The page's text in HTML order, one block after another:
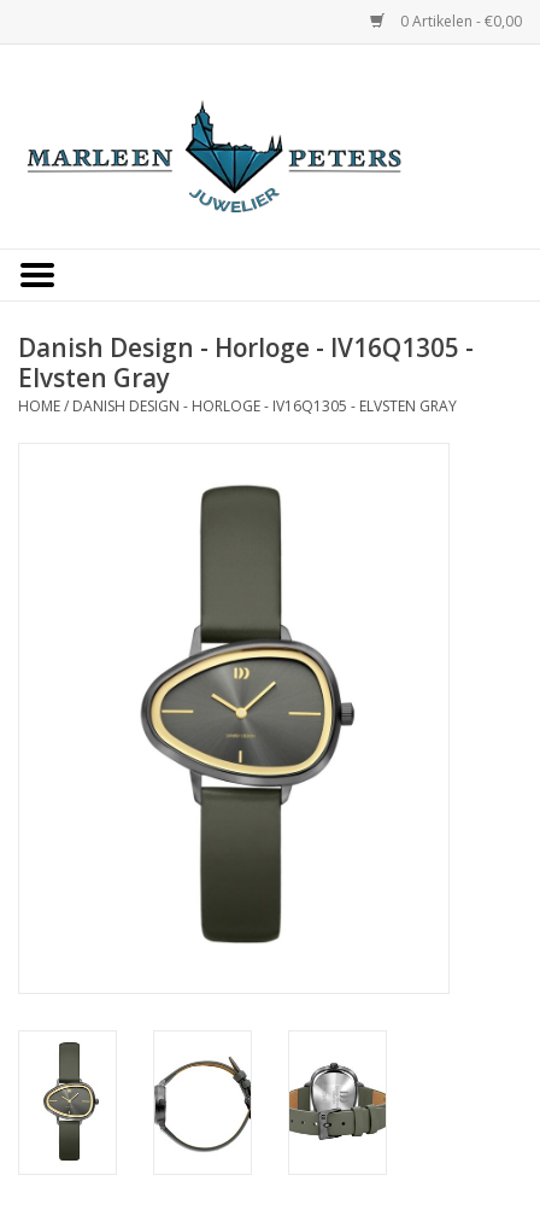
0 Artikelen - €0,00
Occasions
Cadeaukaarten
Danish Design - Horloge - IV16Q1305 -
Elvsten Gray
HOME/ DANISH DESIGN - HORLOGE - IV16Q1305 - ELVSTEN GRAY